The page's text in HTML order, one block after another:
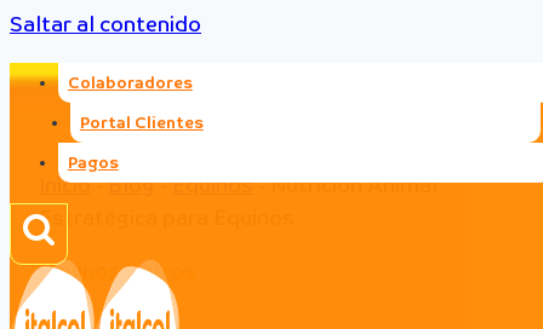
Saltar al contenido
Colaboradores
Portal Clientes
Pagos
Inicio-Blog-Equinos-Nutrición Animal
Estratégica para Equinos
Equinos|Otros